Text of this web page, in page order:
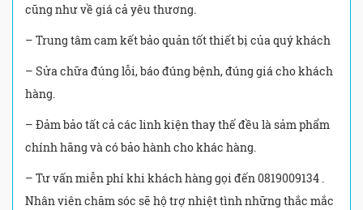
cũng như về giá cả yêu thương.
– Trung tâm cam kết bảo quản tốt thiết bị của quý khách
– Sửa chữa đúng lỗi, báo đúng bệnh, đúng giá cho khách
hàng.
– Đảm bảo tất cả các linh kiện thay thế đều là sảm phẩm
chính hãng và có bảo hành cho khác hàng.
– Tư vấn miễn phí khi khách hàng gọi đến 0819009134 .
Nhân viên chăm sóc sẽ hộ trợ nhiệt tình những thắc mắc